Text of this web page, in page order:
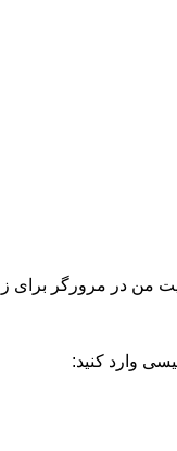
من در مرورگر برای
وارد کنید: